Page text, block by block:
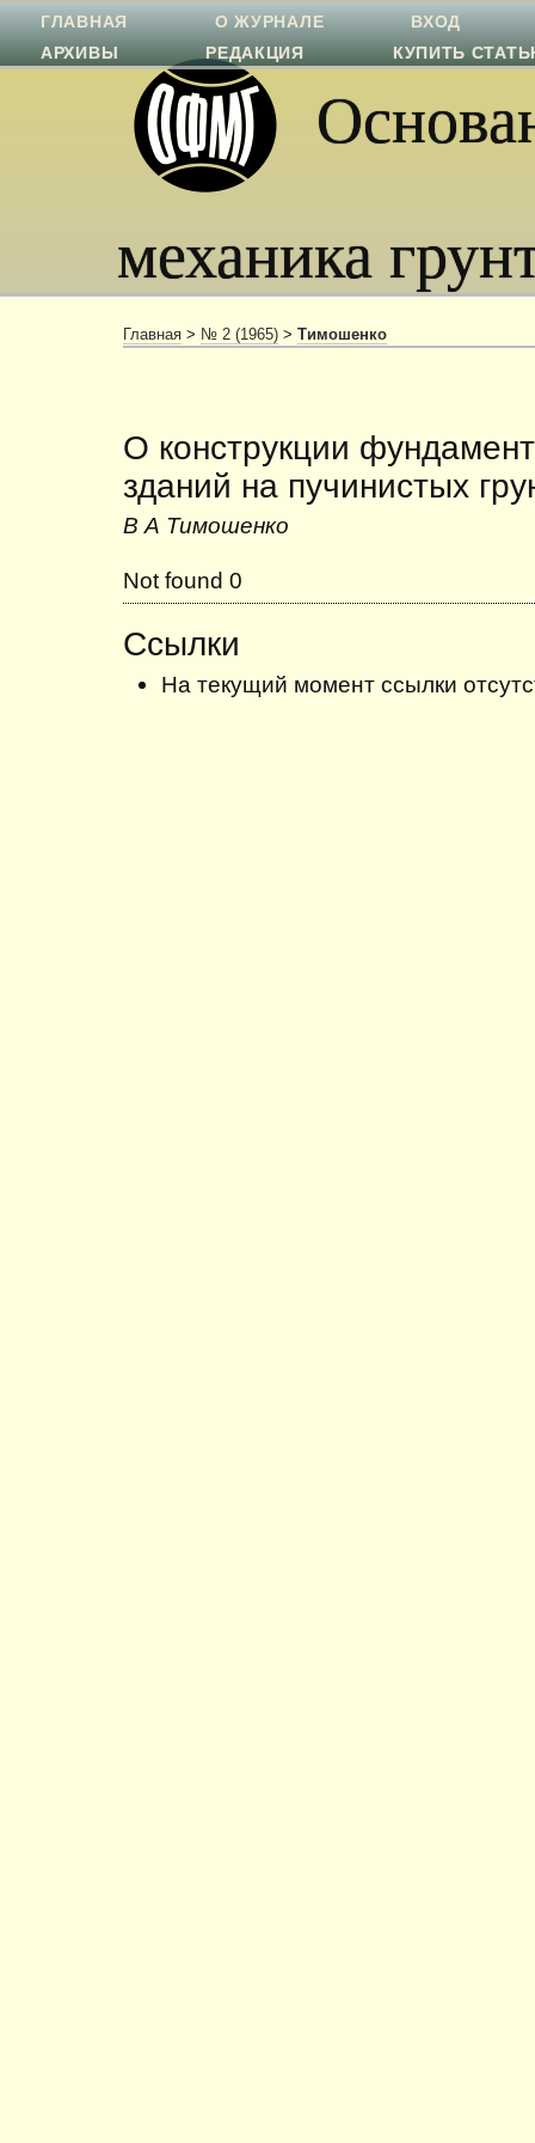
механика
ГЛАВНАЯ О ЖУРНАЛЕ
ВХОД
АРХИВЫ
РЕДАКЦИЯ КУПИТЬ
Главная > № 2 (1965) > Тимошенко
О конструкции
зданий на пучинистых
В А Тимошенко
Not found 0
Ссылки
На текущий момент ссылки